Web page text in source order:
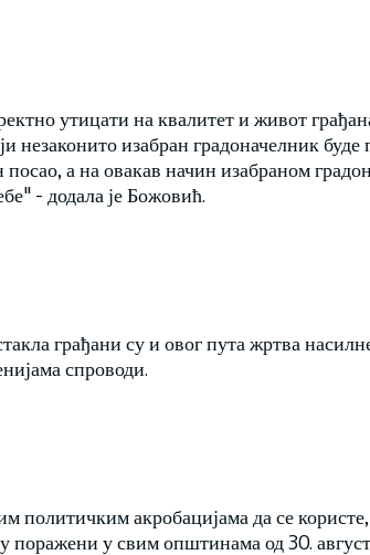
утицати на квалитет и живот
незаконито изабран градоначелник
а на овакав начин изабраном
- додала је Божовић.
грађани су и овог пута жртва
спроводи.
политичким акробацијама да се
поражени у свим општинама од 30.